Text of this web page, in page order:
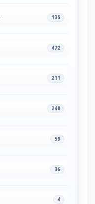
135
472
211
240
59
36
4